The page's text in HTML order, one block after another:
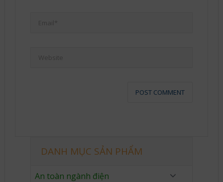
DANH MỤC SẢN PHẨM
An toàn ngành điện